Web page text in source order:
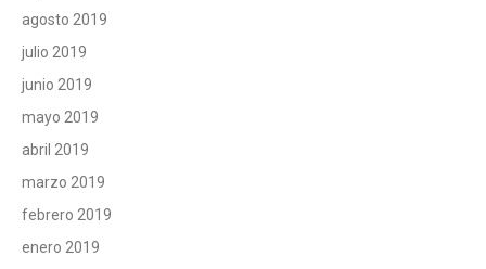
agosto 2019
julio 2019
junio 2019
mayo 2019
abril 2019
marzo 2019
febrero 2019
enero 2019